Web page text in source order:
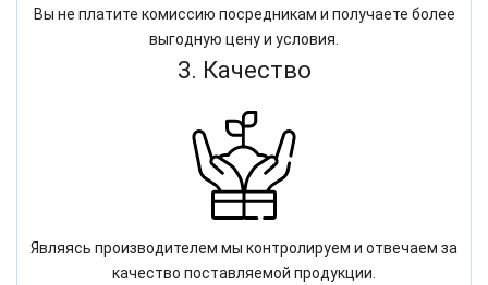
Вы не платите комиссию посредникам и получаете более
выгодную цену и условия.
3. Качество
Являясь производителем мы контролируем и отвечаем за
качество поставляемой продукции.